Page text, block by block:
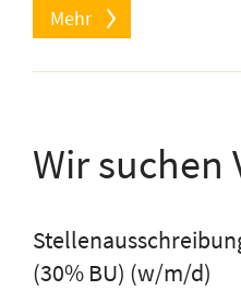
Mehr
Wir suchen
(30% BU) (w/m/d)